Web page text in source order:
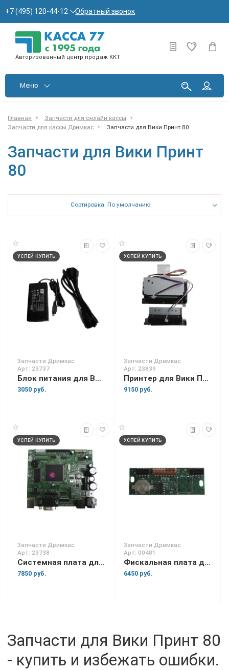
+7 (495) 120-44-12 Обратный звонок
Авторизованный центр продаж ККТ
Меню
Главная
Запчасти для онлайн кассы
Запчасти для кассы Дримкас
Запчасти для Вики Принт 80
Запчасти для Вики Принт
80
Сортировка: По умолчанию
УСПЕЙ КУПИТЬ
Запчасти Дримкас
Арт: 23737
Блок питания для Вики Принт 80 Плюс
3050 руб.
УСПЕЙ КУПИТЬ
Запчасти Дримкас
Арт: 23839
Принтер для Вики Принт 80 Плюс
9150 руб.
УСПЕЙ КУПИТЬ
Запчасти Дримкас
Арт: 23738
Системная плата для Вики Принт 80 Плюс
7850 руб.
УСПЕЙ КУПИТЬ
Запчасти Дримкас
Арт: 00481
Фискальная плата для Вики Принт 80 Плюс
6450 руб.
Запчасти для Вики Принт 80
- купить и избежать ошибки.